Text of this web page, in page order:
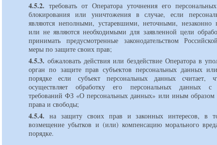
4.5.2. требовать от Оператора уточнения его
блокирования или уничтожения в случае, если
являются неполными, устаревшими, неточными, незаконно
или не являются необходимыми для заявленной цели
принимать предусмотренные законодательством
меры по защите своих прав;
4.5.3. обжаловать действия или бездействие Оператора в
орган по защите прав субъектов персональных данных
порядке если субъект персональных данных считает,
осуществляет обработку его персональных данных с
требований ФЗ «О персональных данных» или иным образом
права и свободы;
4.5.4. на защиту своих прав и законных интересов, в
возмещение убытков и (или) компенсацию морального
порядке.